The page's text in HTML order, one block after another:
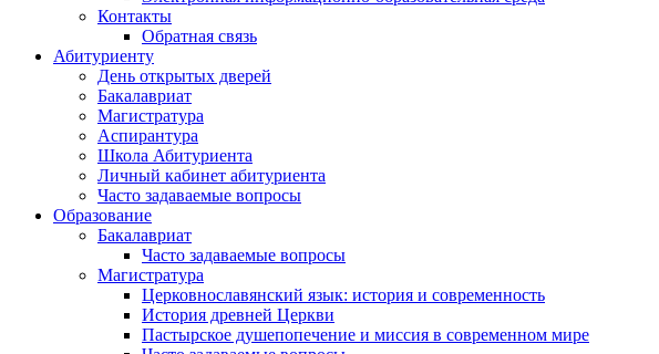
Контакты
Обратная связь
Абитуриенту
День открытых дверей
Бакалавриат
Магистратура
Аспирантура
Школа Абитуриента
Личный кабинет абитуриента
Часто задаваемые вопросы
Образование
Бакалавриат
Часто задаваемые вопросы
Магистратура
Церковнославянский язык: история и современность
История древней Церкви
Пастырское душепопечение и миссия в современном мире